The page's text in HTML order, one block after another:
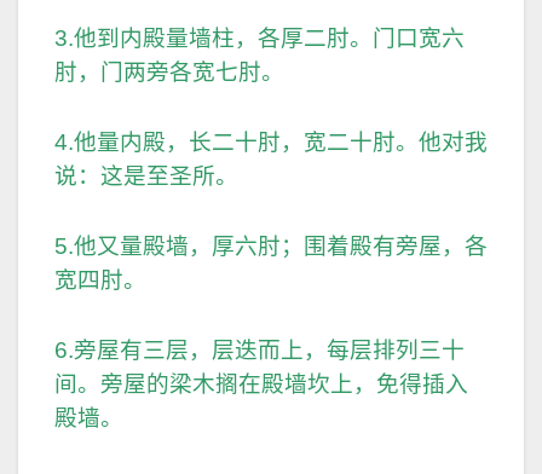
3.他到内殿量墙柱，各厚二肘。门口宽六
肘，门两旁各宽七肘。
4.他量内殿，长二十肘，宽二十肘。他对我
说：这是至圣所。
5.他又量殿墙，厚六肘；围着殿有旁屋，各
宽四肘。
6.旁屋有三层，层迭而上，每层排列三十
间。旁屋的梁木搁在殿墙坎上，免得插入
殿墙。